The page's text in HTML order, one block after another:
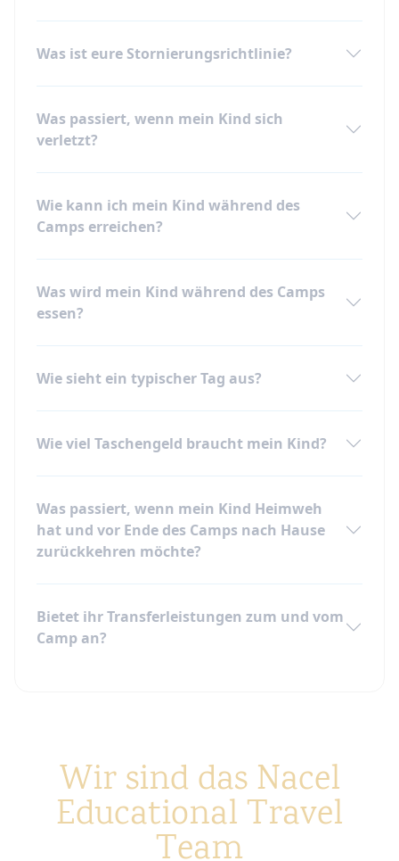
Was ist eure Stornierungsrichtlinie?
Was passiert, wenn mein Kind sich
verletzt?
Wie kann ich mein Kind während des
Camps erreichen?
Was wird mein Kind während des Camps
essen?
Wie sieht ein typischer Tag aus?
Wie viel Taschengeld braucht mein Kind?
Was passiert, wenn mein Kind Heimweh
hat und vor Ende des Camps nach Hause
zurückkehren möchte?
Bietet ihr Transferleistungen zum und vom
Camp an?
Wir sind das Nacel
Educational Travel